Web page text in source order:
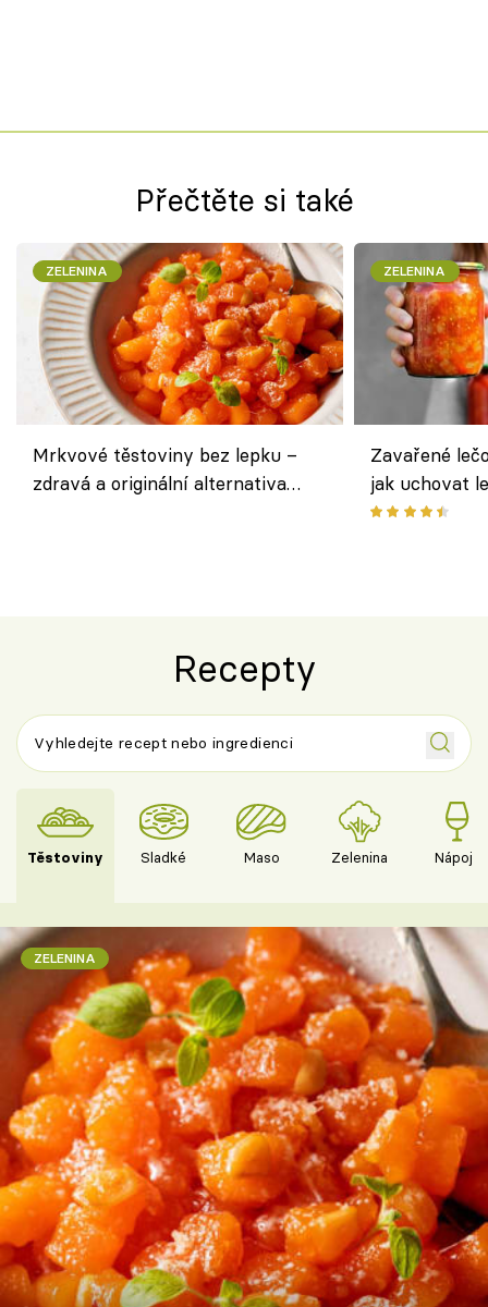
Přečtěte si také
ZELENINA
Mrkvové těstoviny bez lepku –
zdravá a originální alternativa
ZELENINA
Zavařené
jak uchovat
Recepty
Těstoviny Sladké Maso Zelenina Nápoje
ZELENINA